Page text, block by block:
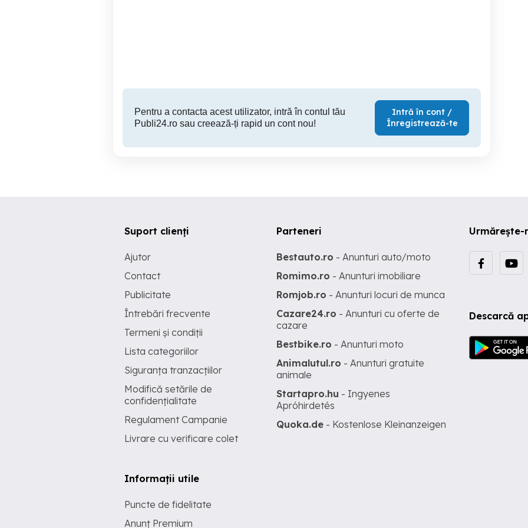
Pentru a contacta acest utilizator, intră în contul tău
Publi24.ro sau creează-ți rapid un cont nou!
Intră în cont /
Înregistrează-te
Urmărește-
Descarcă
Suport clienți
Ajutor
Contact
Publicitate
Întrebări frecvente
Termeni și condiții
Lista categoriilor
Siguranța tranzacțiilor
Modifică setările de
confidențialitate
Regulament Campanie
Livrare cu verificare colet
Informații utile
Puncte de fidelitate
Anunț Premium
Parteneri
Bestauto.ro - Anunturi auto/moto
Romimo.ro - Anunturi imobiliare
Romjob.ro - Anunturi locuri de munca
Cazare24.ro - Anunturi cu oferte de
cazare
Bestbike.ro - Anunturi moto
Animalutul.ro - Anunturi gratuite
animale
Startapro.hu - Ingyenes
Apróhirdetés
Quoka.de - Kostenlose Kleinanzeigen